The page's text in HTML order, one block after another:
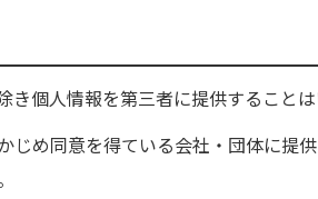
き個人情報を第三者に提供することは
じめ同意を得ている会社・団体に提供